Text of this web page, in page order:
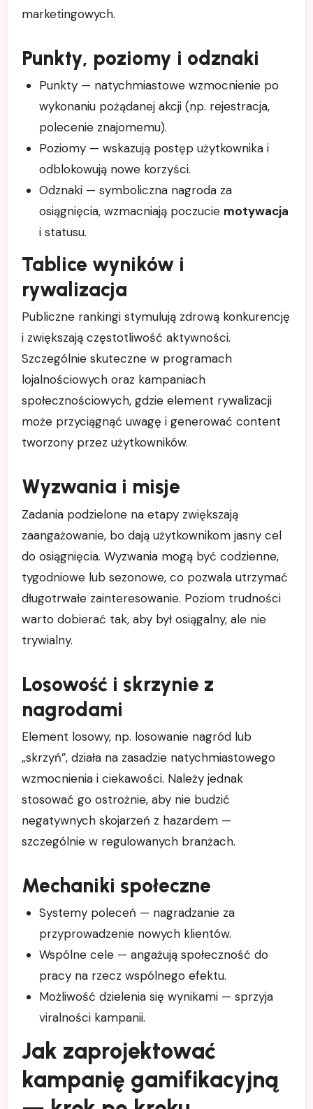
marketingowych.
Punkty, poziomy i odznaki
Punkty — natychmiastowe wzmocnienie po
wykonaniu pożądanej akcji (np. rejestracja,
polecenie znajomemu).
Poziomy — wskazują postęp użytkownika i
odblokowują nowe korzyści.
Odznaki — symboliczna nagroda za
osiągnięcia, wzmacniają poczucie motywacja
i statusu.
Tablice wyników i
rywalizacja
Publiczne rankingi stymulują zdrową konkurencję
i zwiększają częstotliwość aktywności.
Szczególnie skuteczne w programach
lojalnościowych oraz kampaniach
społecznościowych, gdzie element rywalizacji
może przyciągnąć uwagę i generować content
tworzony przez użytkowników.
Wyzwania i misje
Zadania podzielone na etapy zwiększają
zaangażowanie, bo dają użytkownikom jasny cel
do osiągnięcia. Wyzwania mogą być codzienne,
tygodniowe lub sezonowe, co pozwala utrzymać
długotrwałe zainteresowanie. Poziom trudności
warto dobierać tak, aby był osiągalny, ale nie
trywialny.
Losowość i skrzynie z
nagrodami
Element losowy, np. losowanie nagród lub
„skrzyń”, działa na zasadzie natychmiastowego
wzmocnienia i ciekawości. Należy jednak
stosować go ostrożnie, aby nie budzić
negatywnych skojarzeń z hazardem —
szczególnie w regulowanych branżach.
Mechaniki społeczne
Systemy poleceń — nagradzanie za
przyprowadzenie nowych klientów.
Wspólne cele — angażują społeczność do
pracy na rzecz wspólnego efektu.
Możliwość dzielenia się wynikami — sprzyja
viralności kampanii.
Jak zaprojektować
kampanię gamifikacyjną